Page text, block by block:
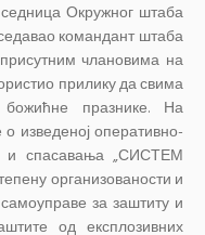
Окружног штаба
командант штаба
члановима на
прилику да свима
празнике. На
изведеној оперативно-
и спасавања „СИСТЕМ
организованости и
за заштиту и
од експлозивних